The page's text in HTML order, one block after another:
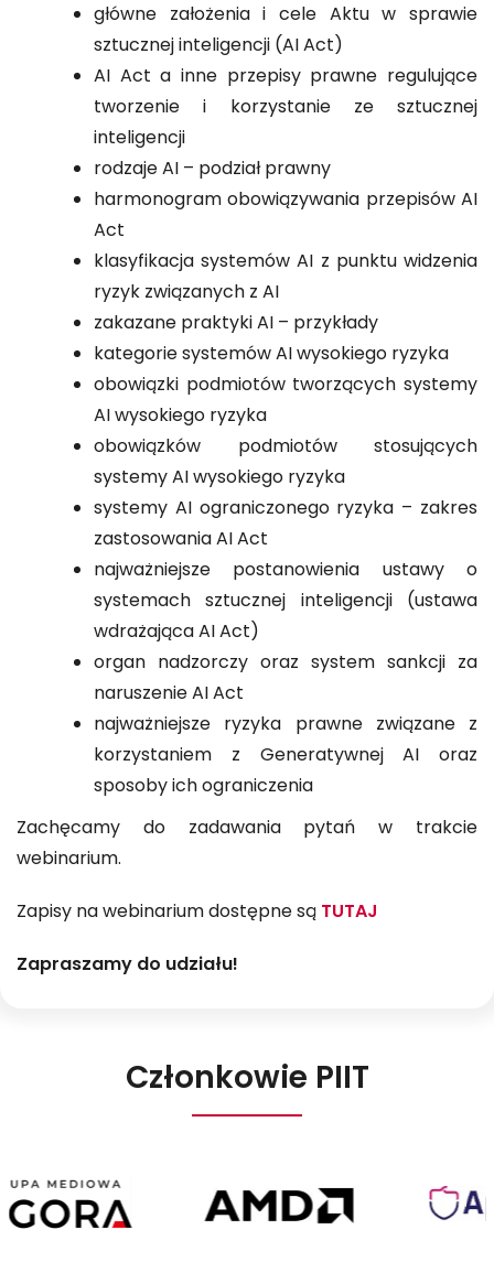
główne założenia i cele Aktu w sprawie
sztucznej inteligencji (AI Act)
AI Act a inne przepisy prawne regulujące
tworzenie i korzystanie ze sztucznej
inteligencji
rodzaje AI – podział prawny
harmonogram obowiązywania przepisów AI
Act
klasyfikacja systemów AI z punktu widzenia
ryzyk związanych z AI
zakazane praktyki AI – przykłady
kategorie systemów AI wysokiego ryzyka
obowiązki podmiotów tworzących systemy
AI wysokiego ryzyka
obowiązków podmiotów stosujących
systemy AI wysokiego ryzyka
systemy AI ograniczonego ryzyka – zakres
zastosowania AI Act
najważniejsze postanowienia ustawy o
systemach sztucznej inteligencji (ustawa
wdrażająca AI Act)
organ nadzorczy oraz system sankcji za
naruszenie AI Act
najważniejsze ryzyka prawne związane z
korzystaniem z Generatywnej AI oraz
sposoby ich ograniczenia
Zachęcamy do zadawania pytań w trakcie
webinarium.
Zapisy na webinarium dostępne sąTUTAJ
Zapraszamy do udziału!
Członkowie PIIT
Agora
Poland